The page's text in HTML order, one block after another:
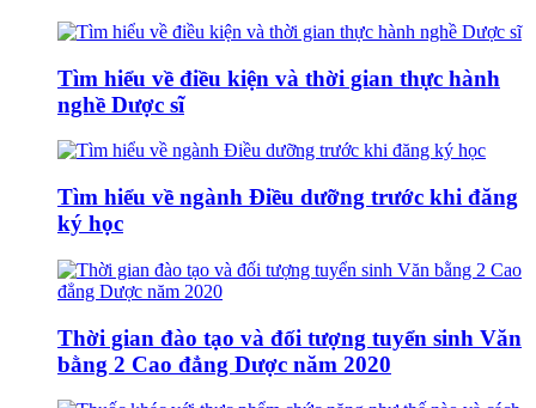
Tìm hiểu về điều kiện và thời gian thực hành
nghề Dược sĩ
Tìm hiểu về ngành Điều dưỡng trước khi đăng
ký học
Thời gian đào tạo và đối tượng tuyển sinh Văn
bằng 2 Cao đẳng Dược năm 2020